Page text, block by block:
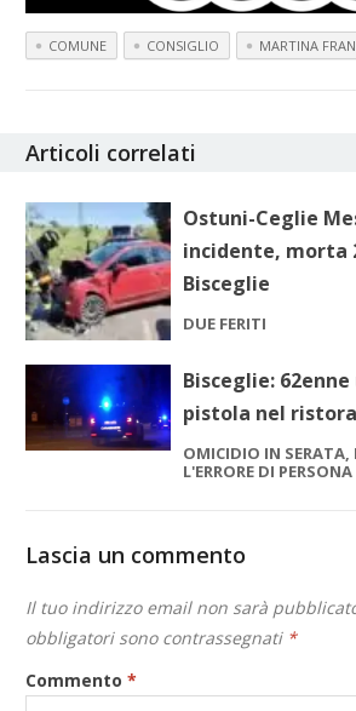
COMUNE CONSIGLIO MARTINA
Articoli correlati
Ostuni-Ceglie
incidente, morta
Bisceglie
DUE FERITI
Bisceglie:
pistola nel
OMICIDIO IN SERATA,
L'ERRORE DI PERSONA
Lascia un commento
Il tuo indirizzo email non sarà
obbligatori sono contrassegnati *
Commento*